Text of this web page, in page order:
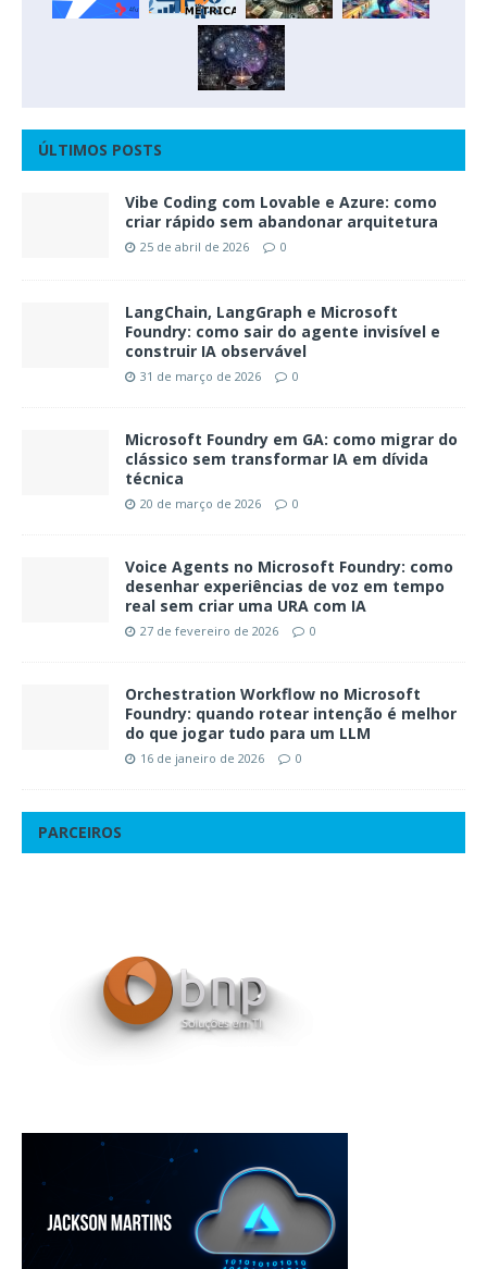
ÚLTIMOS POSTS
Vibe Coding com Lovable e Azure: como
criar rápido sem abandonar arquitetura
25 de abril de 2026 0
LangChain, LangGraph e Microsoft
Foundry: como sair do agente invisível e
construir IA observável
31 de março de 2026 0
Microsoft Foundry em GA: como migrar do
clássico sem transformar IA em dívida
técnica
20 de março de 2026 0
Voice Agents no Microsoft Foundry: como
desenhar experiências de voz em tempo
real sem criar uma URA com IA
27 de fevereiro de 2026 0
Orchestration Workflow no Microsoft
Foundry: quando rotear intenção é melhor
do que jogar tudo para um LLM
16 de janeiro de 2026 0
PARCEIROS